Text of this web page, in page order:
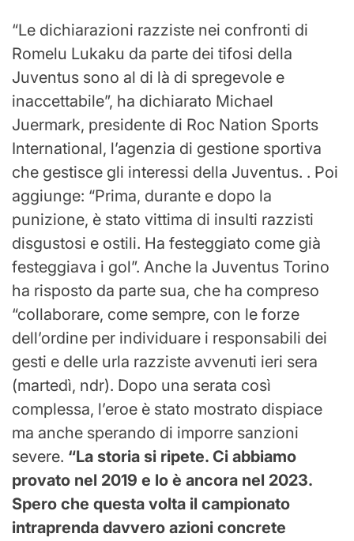
“Le dichiarazioni razziste nei confronti di
Romelu Lukaku da parte dei tifosi della
Juventus sono al di là di spregevole e
inaccettabile”, ha dichiarato Michael
Juermark, presidente di Roc Nation Sports
International, l’agenzia di gestione sportiva
che gestisce gli interessi della Juventus. . Poi
aggiunge: “Prima, durante e dopo la
punizione, è stato vittima di insulti razzisti
disgustosi e ostili. Ha festeggiato come già
festeggiava i gol”. Anche la Juventus Torino
ha risposto da parte sua, che ha compreso
“collaborare, come sempre, con le forze
dell’ordine per individuare i responsabili dei
gesti e delle urla razziste avvenuti ieri sera
(martedì, ndr). Dopo una serata così
complessa, l’eroe è stato mostrato dispiace
ma anche sperando di imporre sanzioni
severe. “La storia si ripete. Ci abbiamo
provato nel 2019 e lo è ancora nel 2023.
Spero che questa volta il campionato
intraprenda davvero azioni concrete